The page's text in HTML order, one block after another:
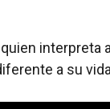
quien interpreta
a su